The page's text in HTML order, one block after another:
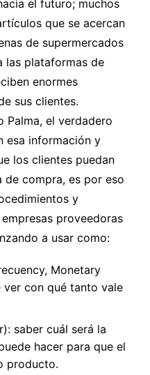
el futuro; muchos
que se acercan
de supermercados
las plataformas de
enormes
sus clientes.
Palma, el verdadero
esa información y
los clientes puedan
de compra, es por eso
y
proveedoras
a usar como:
Monetary
ver con qué tanto vale
saber cuál será la
hacer para que el
producto.